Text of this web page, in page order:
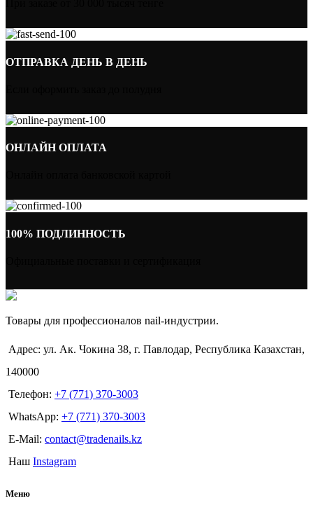
ОТПРАВКА ДЕНЬ В ДЕНЬ
ОНЛАЙН ОПЛАТА
100% ПОДЛИННОСТЬ
Товары для профессионалов nail-индустрии.
Адрес: ул. Ак. Чокина 38, г. Павлодар, Республика Казахстан,
140000
Телефон: +7 (771) 370-3003
WhatsApp: +7 (771) 370-3003
E-Mail: contact@tradenails.kz
Наш Instagram
Меню